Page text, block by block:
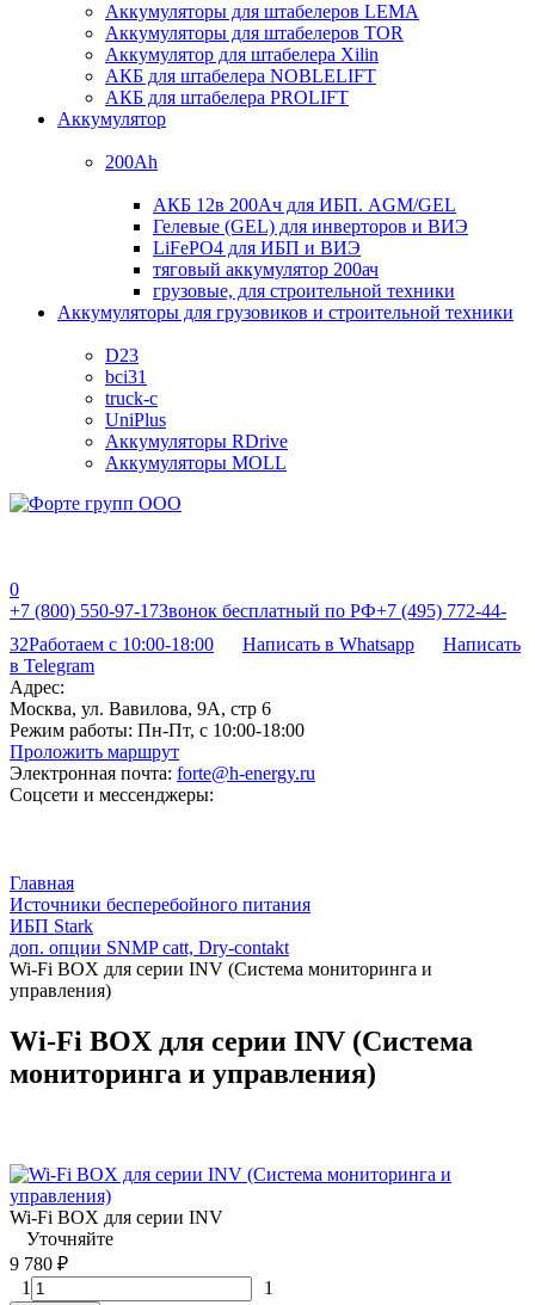
Аккумуляторы для штабелеров LEMA
Аккумуляторы для штабелеров TOR
Аккумулятор для штабелера Xilin
АКБ для штабелера NOBLELIFT
АКБ для штабелера PROLIFT
Аккумулятор
200Ah
АКБ 12в 200Ач для ИБП. AGM/GEL
Гелевые (GEL) для инверторов и ВИЭ
LiFePO4 для ИБП и ВИЭ
тяговый аккумулятор 200ач
грузовые, для строительной техники
Аккумуляторы для грузовиков и строительной техники
D23
bci31
truck-c
UniPlus
Аккумуляторы RDrive
Аккумуляторы MOLL
0
+7 (800) 550-97-17Звонок бесплатный по РФ+7 (495) 772-44-
32Работаем с 10:00-18:00 Написать в Whatsapp
Написать
в Telegram
Адрес:
Москва, ул. Вавилова, 9А, стр 6
Режим работы: Пн-Пт, с 10:00-18:00
Проложить маршрут
Электронная почта: forte@h-energy.ru
Соцсети и мессенджеры:
Главная
Источники бесперебойного питания
ИБП Stark
доп. опции SNMP catt, Dry-contakt
Wi-Fi BOX для серии INV (Система мониторинга и
управления)
Wi-Fi BOX для серии INV (Система
мониторинга и управления)
Wi-Fi BOX для серии INV
Уточняйте
9 780 ₽
1
1